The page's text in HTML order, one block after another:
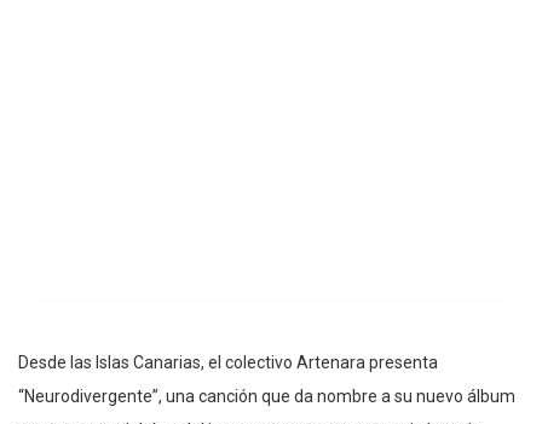
Desde las Islas Canarias, el colectivo Artenara presenta
“Neurodivergente”, una canción que da nombre a su nuevo álbum